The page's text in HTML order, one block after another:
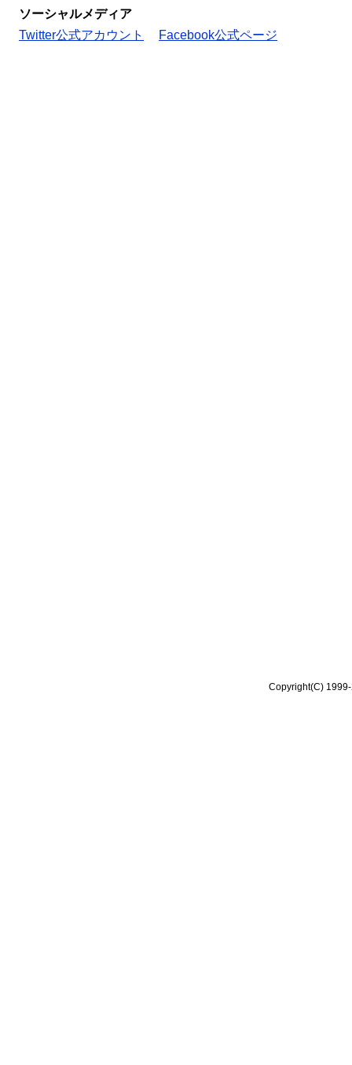
ソーシャルメディア
Twitter公式アカウント
Facebook公式ページ
Copyright(C)